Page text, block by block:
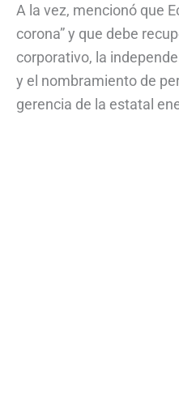
A la vez, mencionó que
corona” y que debe
corporativo, la
y el nombramiento de
gerencia de la estatal